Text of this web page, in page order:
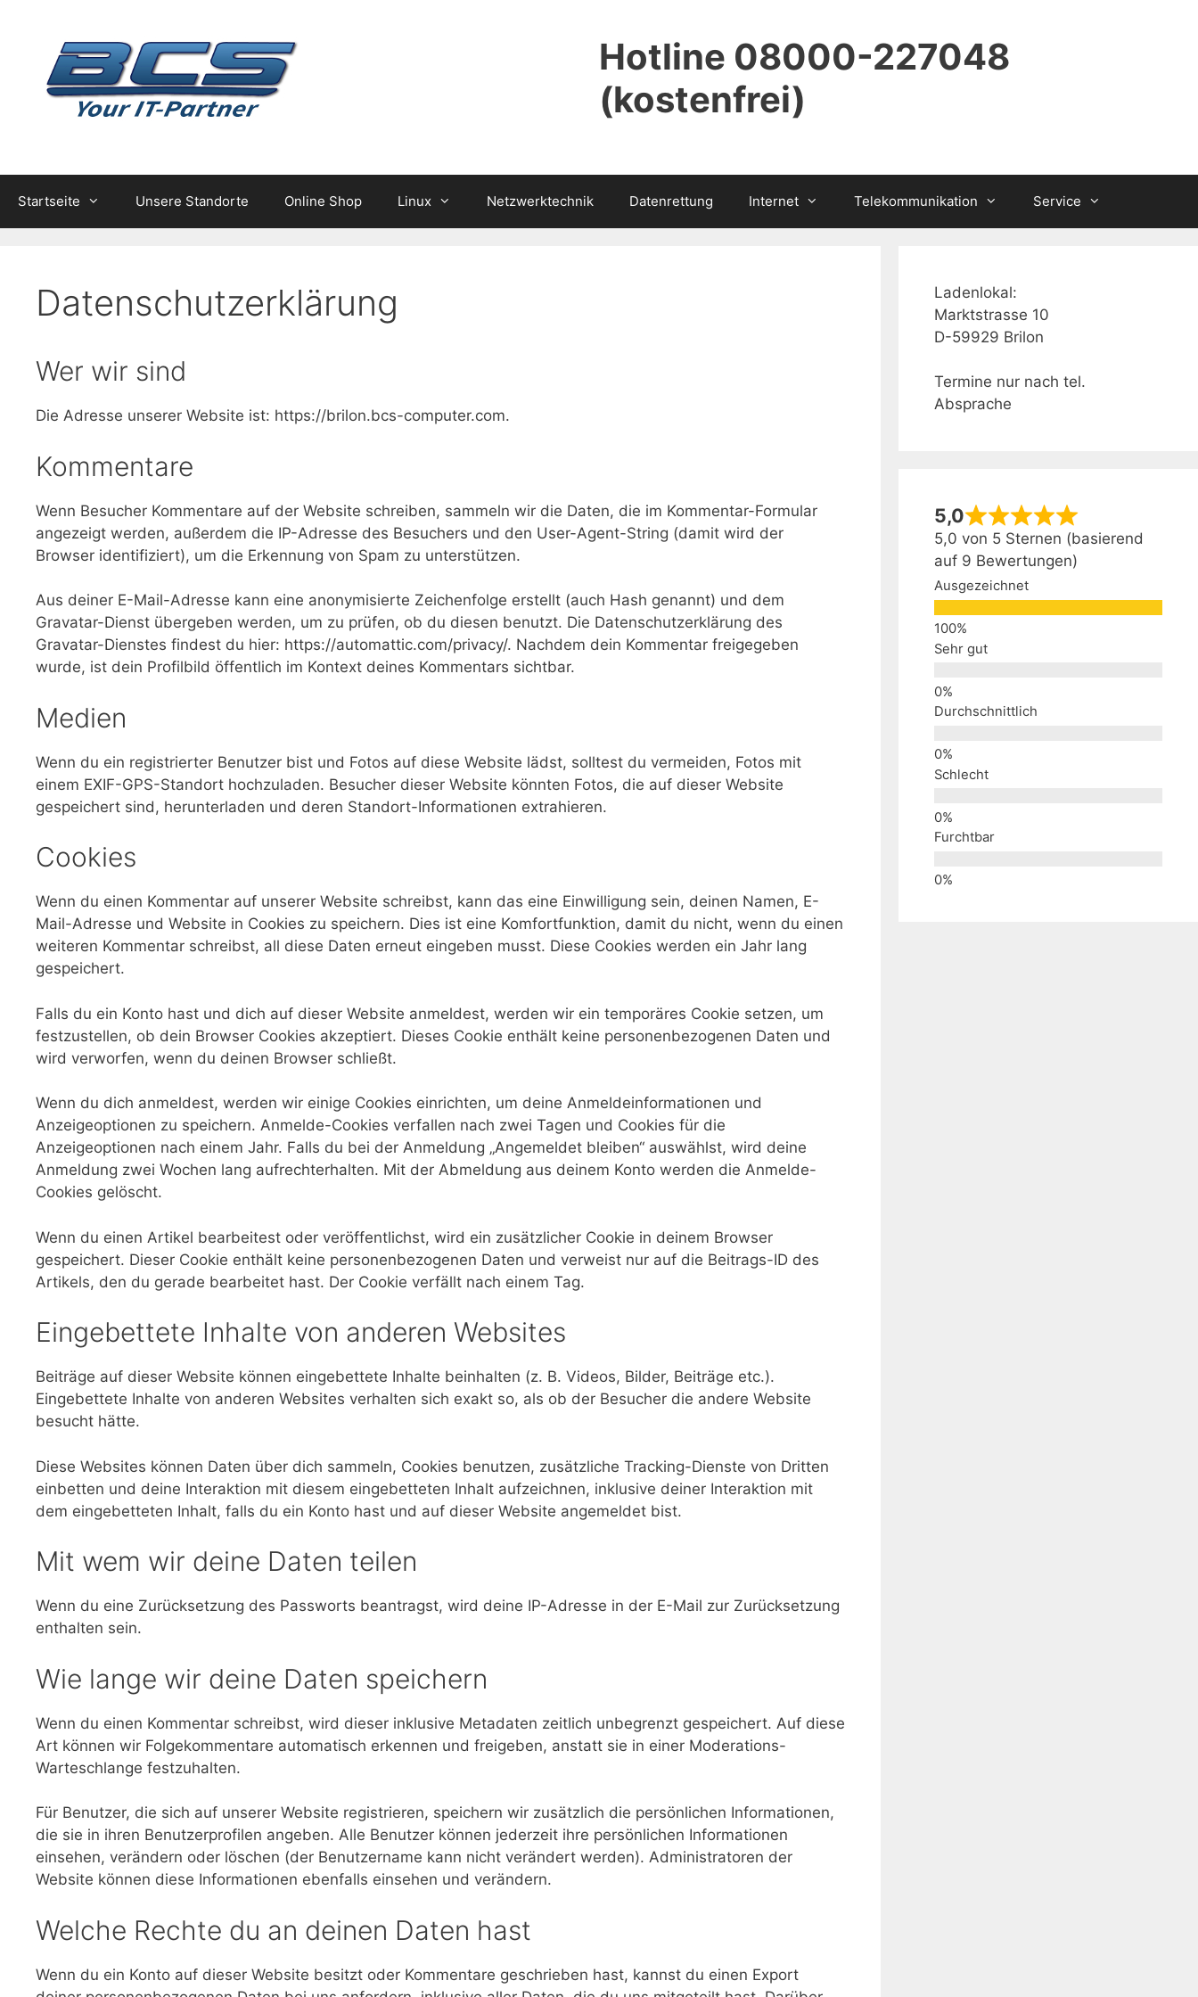
springen
Hotline 08000-227048
(kostenfrei)
Startseite Unsere Standorte Online Shop Linux Netzwerktechnik Datenrettung Internet Telekommunikation Service
Datenschutzerklärung
Wer wir sind
Die Adresse unserer Website ist: https://brilon.bcs-computer.com.
Kommentare
Wenn Besucher Kommentare auf der Website schreiben, sammeln wir die Daten, die im Kommentar-Formular
angezeigt werden, außerdem die IP-Adresse des Besuchers und den User-Agent-String (damit wird der
Browser identifiziert), um die Erkennung von Spam zu unterstützen.
Aus deiner E-Mail-Adresse kann eine anonymisierte Zeichenfolge erstellt (auch Hash genannt) und dem
Gravatar-Dienst übergeben werden, um zu prüfen, ob du diesen benutzt. Die Datenschutzerklärung des
Gravatar-Dienstes findest du hier: https://automattic.com/privacy/. Nachdem dein Kommentar freigegeben
wurde, ist dein Profilbild öffentlich im Kontext deines Kommentars sichtbar.
Medien
Wenn du ein registrierter Benutzer bist und Fotos auf diese Website lädst, solltest du vermeiden, Fotos mit
einem EXIF-GPS-Standort hochzuladen. Besucher dieser Website könnten Fotos, die auf dieser Website
gespeichert sind, herunterladen und deren Standort-Informationen extrahieren.
Cookies
Wenn du einen Kommentar auf unserer Website schreibst, kann das eine Einwilligung sein, deinen Namen, E-
Mail-Adresse und Website in Cookies zu speichern. Dies ist eine Komfortfunktion, damit du nicht, wenn du einen
weiteren Kommentar schreibst, all diese Daten erneut eingeben musst. Diese Cookies werden ein Jahr lang
gespeichert.
Falls du ein Konto hast und dich auf dieser Website anmeldest, werden wir ein temporäres Cookie setzen, um
festzustellen, ob dein Browser Cookies akzeptiert. Dieses Cookie enthält keine personenbezogenen Daten und
wird verworfen, wenn du deinen Browser schließt.
Wenn du dich anmeldest, werden wir einige Cookies einrichten, um deine Anmeldeinformationen und
Anzeigeoptionen zu speichern. Anmelde-Cookies verfallen nach zwei Tagen und Cookies für die
Anzeigeoptionen nach einem Jahr. Falls du bei der Anmeldung „Angemeldet bleiben“ auswählst, wird deine
Anmeldung zwei Wochen lang aufrechterhalten. Mit der Abmeldung aus deinem Konto werden die Anmelde-
Cookies gelöscht.
Wenn du einen Artikel bearbeitest oder veröffentlichst, wird ein zusätzlicher Cookie in deinem Browser
gespeichert. Dieser Cookie enthält keine personenbezogenen Daten und verweist nur auf die Beitrags-ID des
Artikels, den du gerade bearbeitet hast. Der Cookie verfällt nach einem Tag.
Eingebettete Inhalte von anderen Websites
Beiträge auf dieser Website können eingebettete Inhalte beinhalten (z. B. Videos, Bilder, Beiträge etc.).
Eingebettete Inhalte von anderen Websites verhalten sich exakt so, als ob der Besucher die andere Website
besucht hätte.
Diese Websites können Daten über dich sammeln, Cookies benutzen, zusätzliche Tracking-Dienste von Dritten
einbetten und deine Interaktion mit diesem eingebetteten Inhalt aufzeichnen, inklusive deiner Interaktion mit
dem eingebetteten Inhalt, falls du ein Konto hast und auf dieser Website angemeldet bist.
Mit wem wir deine Daten teilen
Wenn du eine Zurücksetzung des Passworts beantragst, wird deine IP-Adresse in der E-Mail zur Zurücksetzung
enthalten sein.
Wie lange wir deine Daten speichern
Wenn du einen Kommentar schreibst, wird dieser inklusive Metadaten zeitlich unbegrenzt gespeichert. Auf diese
Art können wir Folgekommentare automatisch erkennen und freigeben, anstatt sie in einer Moderations-
Warteschlange festzuhalten.
Für Benutzer, die sich auf unserer Website registrieren, speichern wir zusätzlich die persönlichen Informationen,
die sie in ihren Benutzerprofilen angeben. Alle Benutzer können jederzeit ihre persönlichen Informationen
einsehen, verändern oder löschen (der Benutzername kann nicht verändert werden). Administratoren der
Website können diese Informationen ebenfalls einsehen und verändern.
Welche Rechte du an deinen Daten hast
Wenn du ein Konto auf dieser Website besitzt oder Kommentare geschrieben hast, kannst du einen Export
Ladenlokal:
Marktstrasse 10
D-59929 Brilon
Termine nur nach tel.
Absprache
5,0
5,0 von 5 Sternen (basierend
auf 9 Bewertungen)
Ausgezeichnet
Sehr gut
Durchschnittlich
Schlecht
Furchtbar